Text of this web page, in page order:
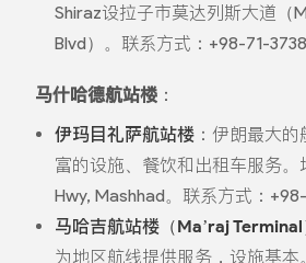
Shiraz设拉子市莫达列斯大道（
Blvd）。联系方式：+98-71-
马什哈德航站楼：
伊玛目礼萨航站楼：伊朗最大的
富的设施、餐饮和出租车服务。
Hwy, Mashhad。联系方式：
马哈吉航站楼（Ma’raj Terminal
为地区航线提供服务，设施基本